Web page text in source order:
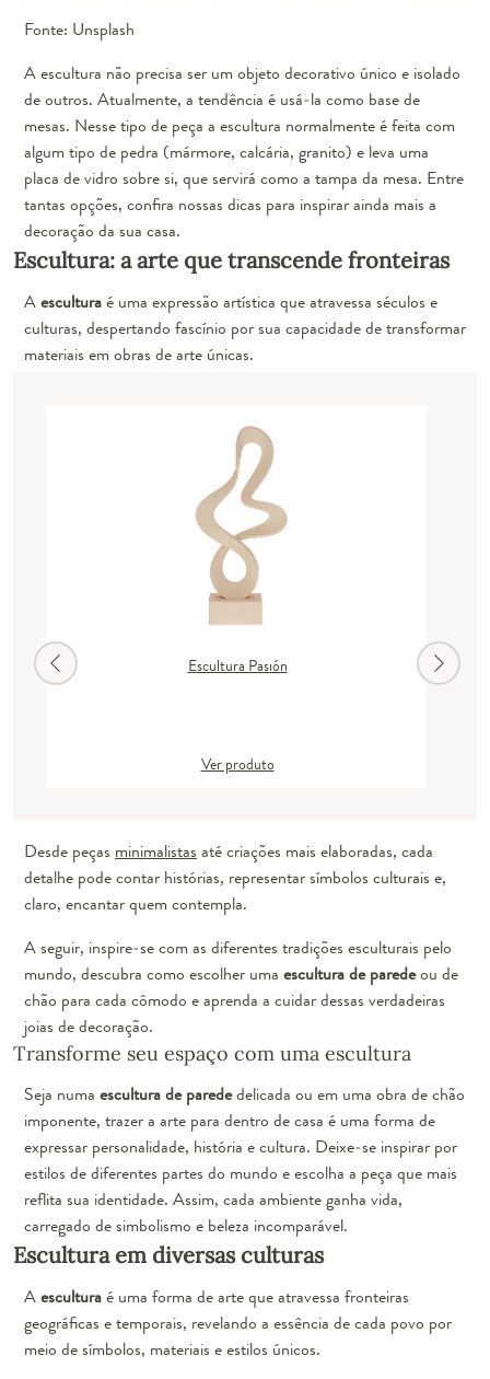
Fonte: Unsplash
A escultura não precisa ser um objeto decorativo único e isolado
de outros. Atualmente, a tendência é usá-la como base de
mesas. Nesse tipo de peça a escultura normalmente é feita com
algum tipo de pedra (mármore, calcária, granito) e leva uma
placa de vidro sobre si, que servirá como a tampa da mesa. Entre
tantas opções, confira nossas dicas para inspirar ainda mais a
decoração da sua casa.
Escultura: a arte que transcende fronteiras
Aesculturaé uma expressão artística que atravessa séculos e
culturas, despertando fascínio por sua capacidade de transformar
materiais em obras de arte únicas.
Escultura Pasión
Ver produto
Desde peças minimalistas até criações mais elaboradas, cada
detalhe pode contar histórias, representar símbolos culturais e,
claro, encantar quem contempla.
A seguir, inspire-se com as diferentes tradições esculturais pelo
mundo, descubra como escolher uma escultura de paredeou de
chão para cada cômodo e aprenda a cuidar dessas verdadeiras
joias de decoração.
Transforme seu espaço com uma escultura
Seja numa escultura de parededelicada ou em uma obra de chão
imponente, trazer a arte para dentro de casa é uma forma de
expressar personalidade, história e cultura. Deixe-se inspirar por
estilos de diferentes partes do mundo e escolha a peça que mais
reflita sua identidade. Assim, cada ambiente ganha vida,
carregado de simbolismo e beleza incomparável.
Escultura em diversas culturas
Aesculturaé uma forma de arte que atravessa fronteiras
geográficas e temporais, revelando a essência de cada povo por
meio de símbolos, materiais e estilos únicos.